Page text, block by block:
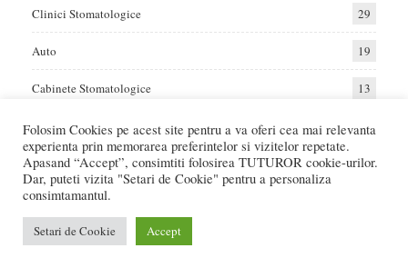
Clinici Stomatologice 29
Auto 19
Cabinete Stomatologice 13
Home Auto Diverse Sanatate
Va raportam cele mai bune oferte de servicii si produse din Romania. Recenzii
Online care va ajuta sa faceti cea mai buna alegere.
Folosim Cookies pe acest site pentru a va oferi cea mai relevanta
experienta prin memorarea preferintelor si vizitelor repetate.
Apasand “Accept”, consimtiti folosirea TUTUROR cookie-urilor.
Dar, puteti vizita "Setari de Cookie" pentru a personaliza
consimtamantul.
Setari de Cookie Accept